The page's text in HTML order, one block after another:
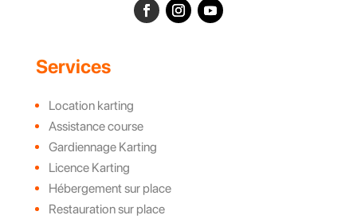
Services
Location karting
Assistance course
Gardiennage Karting
Licence Karting
Hébergement sur place
Restauration sur place